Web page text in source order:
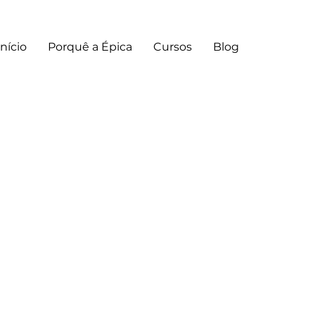
Porquê a Épica Cursos Blog